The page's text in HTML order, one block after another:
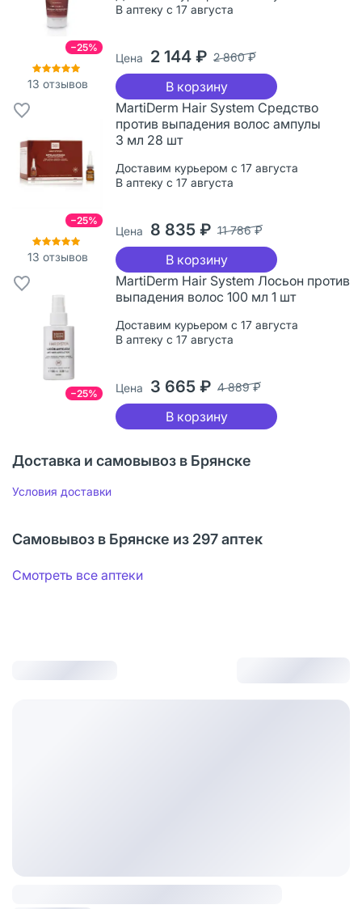
−25%
13 отзывов
В аптеку с 17 августа
Цена 2 144 ₽ 2 860 ₽
В корзину
−25%
13 отзывов
MartiDerm Hair System Средство
против выпадения волос ампулы
3 мл 28 шт
Доставим курьером с 17 августа
В аптеку с 17 августа
Цена 8 835 ₽ 11 786 ₽
В корзину
−25%
MartiDerm Hair System Лосьон против
выпадения волос 100 мл 1 шт
Доставим курьером с 17 августа
В аптеку с 17 августа
Цена 3 665 ₽ 4 889 ₽
В корзину
Доставка и самовывоз в Брянске
Условия доставки
Самовывоз в Брянске из 297 аптек
Смотреть все аптеки